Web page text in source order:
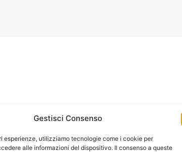
Gestisci Consenso
esperienze, utilizziamo tecnologie come i cookie per
alle informazioni del dispositivo. Il consenso a queste
tuoi dati da questo sito web.